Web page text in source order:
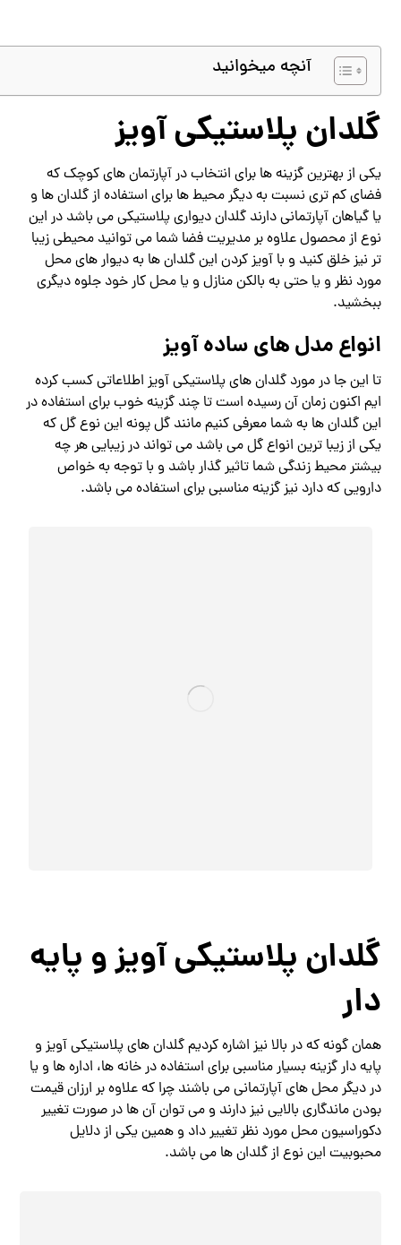
آنچه میخوانید
گلدان پلاستیکی آویز
یکی از بهترین گزینه ها برای انتخاب در آپارتمان های کوچک که
فضای کم تری نسبت به دیگر محیط ها برای استفاده از گلدان ها و
یا گیاهان آپارتمانی دارند گلدان دیواری پلاستیکی می باشد در این
نوع از محصول علاوه بر مدیریت فضا شما می توانید محیطی زیبا
تر نیز خلق کنید و با آویز کردن این گلدان ها به دیوار های محل
مورد نظر و یا حتی به بالکن منازل و یا محل کار خود جلوه دیگری
ببخشید.
انواع مدل های ساده آویز
تا این جا در مورد گلدان های پلاستیکی آویز اطلاعاتی کسب کرده
ایم اکنون زمان آن رسیده است تا چند گزینه خوب برای استفاده در
این گلدان ها به شما معرفی کنیم مانند گل پونه این نوع گل که
یکی از زیبا ترین انواع گل می باشد می تواند در زیبایی هر چه
بیشتر محیط زندگی شما تاثیر گذار باشد و با توجه به خواص
دارویی که دارد نیز گزینه مناسبی برای استفاده می باشد.
گلدان پلاستیکی آویز و پایه
دار
همان گونه که در بالا نیز اشاره کردیم گلدان های پلاستیکی آویز و
پایه دار گزینه بسیار مناسبی برای استفاده در خانه ها، اداره ها و یا
در دیگر محل های آپارتمانی می باشند چرا که علاوه بر ارزان قیمت
بودن ماندگاری بالایی نیز دارند و می توان آن ها در صورت تغییر
دکوراسیون محل مورد نظر تغییر داد و همین یکی از دلایل
محبوبیت این نوع از گلدان ها می باشد.